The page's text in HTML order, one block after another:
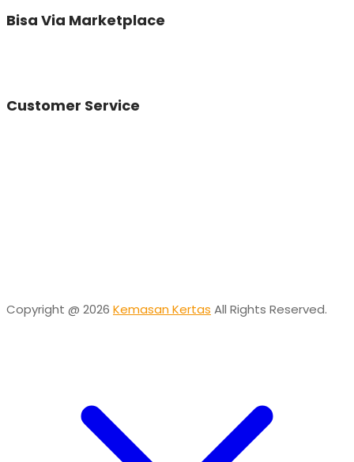
Bisa Via Marketplace
Customer Service
Copyright @ 2026 Kemasan Kertas All Rights Reserved.